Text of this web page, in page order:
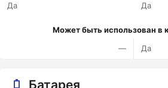
Да
Да
Может быть использован в
—
Да
Батарея